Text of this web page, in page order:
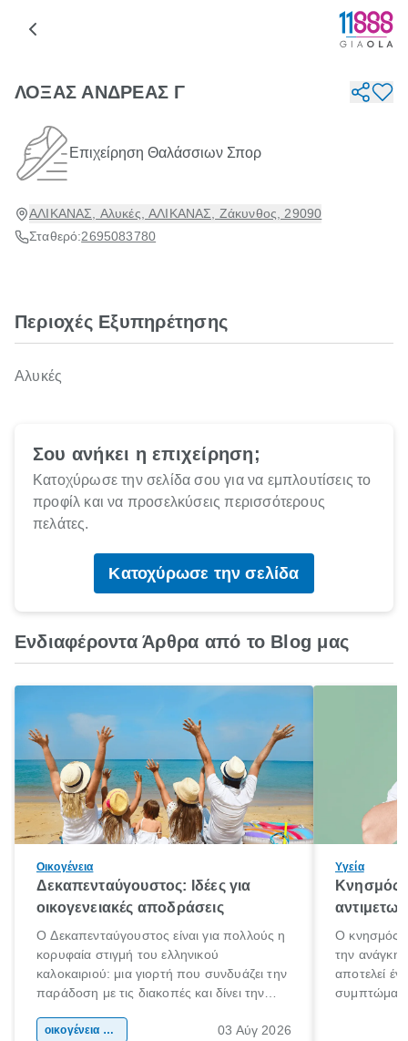
ΛΟΞΑΣ ΑΝΔΡΕΑΣ Γ
Επιχείρηση Θαλάσσιων Σπορ
ΑΛΙΚΑΝΑΣ, Αλυκές, ΑΛΙΚΑΝΑΣ, Ζάκυνθος, 29090
Σταθερό:2695083780
Περιοχές Εξυπηρέτησης
Αλυκές
Σου ανήκει η επιχείρηση;
Κατοχύρωσε την σελίδα σου για να εμπλουτίσεις το
προφίλ και να προσελκύσεις περισσότερους
πελάτες.
Κατοχύρωσε την σελίδα
Ενδιαφέροντα Άρθρα από το Blog μας
Οικογένεια
Δεκαπενταύγουστος: Ιδέες για
οικογενειακές αποδράσεις
Ο Δεκαπενταύγουστος είναι για πολλούς η
κορυφαία στιγμή του ελληνικού
καλοκαιριού: μια γιορτή που συνδυάζει την
παράδοση με τις διακοπές και δίνει την
χώρας. Είτε πρόκειται για λίγες μέρες
οικογένεια & παιδί 03 Αύγ 2026
Υγεία
Κνησμός:
Ο κνησμός
την ανάγκη
αποτελεί